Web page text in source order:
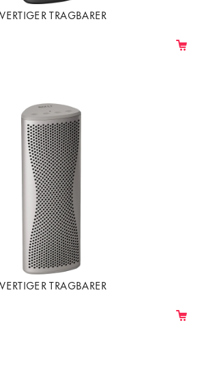
TRAGBARER
TRAGBARER